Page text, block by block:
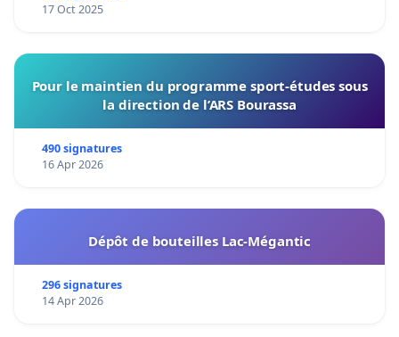
17 Oct 2025
Pour le maintien du programme sport-études sous
la direction de l’ARS Bourassa
490 signatures
16 Apr 2026
Dépôt de bouteilles Lac-Mégantic
296 signatures
14 Apr 2026